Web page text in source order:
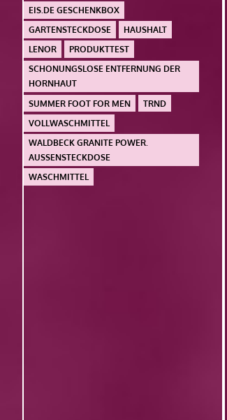
EIS.DE GESCHENKBOX
GARTENSTECKDOSE
HAUSHALT
LENOR
PRODUKTTEST
SCHONUNGSLOSE ENTFERNUNG DER
HORNHAUT
SUMMER FOOT FOR MEN
TRND
VOLLWASCHMITTEL
WALDBECK GRANITE POWER.
AUSSENSTECKDOSE
WASCHMITTEL